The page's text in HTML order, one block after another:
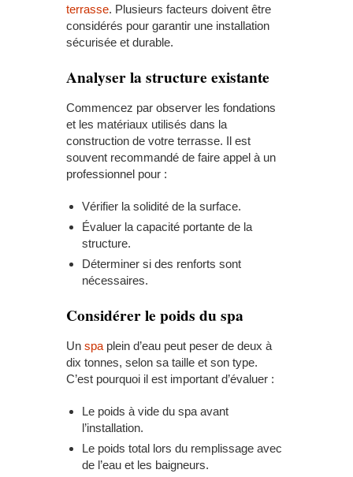
terrasse. Plusieurs facteurs doivent être
considérés pour garantir une installation
sécurisée et durable.
Analyser la structure existante
Commencez par observer les fondations
et les matériaux utilisés dans la
construction de votre terrasse. Il est
souvent recommandé de faire appel à un
professionnel pour :
Vérifier la solidité de la surface.
Évaluer la capacité portante de la
structure.
Déterminer si des renforts sont
nécessaires.
Considérer le poids du spa
Un spa plein d’eau peut peser de deux à
dix tonnes, selon sa taille et son type.
C’est pourquoi il est important d’évaluer :
Le poids à vide du spa avant
l’installation.
Le poids total lors du remplissage avec
de l’eau et les baigneurs.